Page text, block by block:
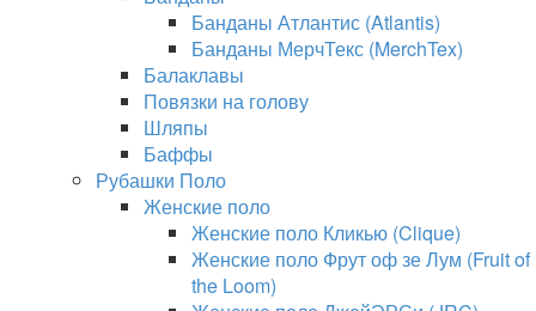
Банданы Атлантис (Atlantis)
Банданы МерчТекс (MerchTex)
Балаклавы
Повязки на голову
Шляпы
Баффы
Рубашки Поло
Женские поло
Женские поло Кликью (Clique)
Женские поло Фрут оф зе Лум (Fruit of
the Loom)